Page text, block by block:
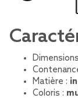
Matière :
Coloris :